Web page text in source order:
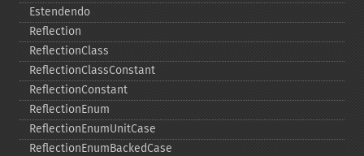
Estendendo
Reflection
ReflectionClass
ReflectionClassConstant
ReflectionConstant
ReflectionEnum
ReflectionEnumUnitCase
ReflectionEnumBackedCase